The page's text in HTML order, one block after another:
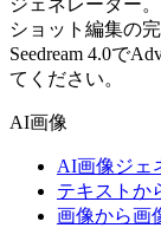
ジェネレーター
ショット編集の
Seedream 4.0で
てください。
AI画像
AI画像ジェ
テキストか
画像から画